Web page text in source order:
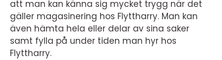
att man kan känna sig mycket trygg när det
gäller magasinering hos Flyttharry. Man kan
även hämta hela eller delar av sina saker
samt fylla på under tiden man hyr hos
Flyttharry.